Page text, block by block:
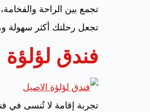
تجمع بين الراحة
تجعل رحلتك أكثر سهولة
فندق لؤلؤة
تجربة إقامة لا تُنسى في